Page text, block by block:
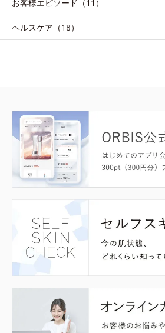
お客様エピソード（11）
ヘルスケア（18）